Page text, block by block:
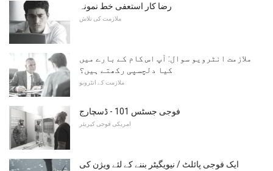
رضا کار استعفی خط نمونہ
ملازمت کی تلاش
ملازمت انٹرویو سوال: آپ اس کام کے بارے میں
کیا دلچسپی رکھتے ہیں؟
ملازمت کے انٹرویو
فوجی جسٹس 101 - ڈسچارج
امریکی فوجی کیریئر
ایک فوجی پائلٹ / نیویگیٹر بننے کے لئے ویژن کی